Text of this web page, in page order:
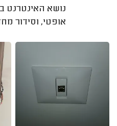
נושא האינטרנט
אופטי, וסידור